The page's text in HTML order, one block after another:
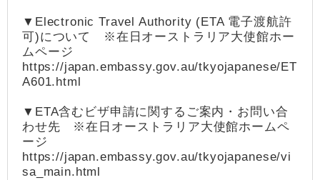
▼Electronic Travel Authority (ETA 電子渡航許
可)について ※在日オーストラリア大使館ホー
ムページ
https://japan.embassy.gov.au/tkyojapanese/ET
A601.html
▼ETA含むビザ申請に関するご案内・お問い合
わせ先 ※在日オーストラリア大使館ホームペ
ージ
https://japan.embassy.gov.au/tkyojapanese/vi
sa_main.html